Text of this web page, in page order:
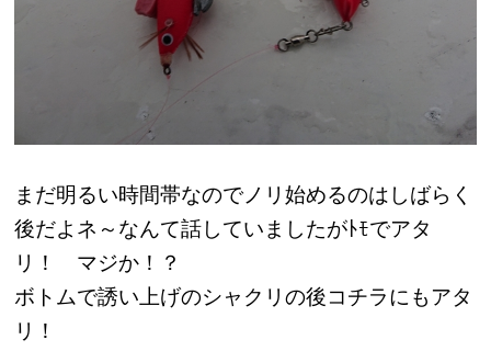
まだ明るい時間帯なのでノリ始めるのはしばらく
後だよネ～なんて話していましたがﾄﾓでアタ
リ！ マジか！？
ボトムで誘い上げのシャクリの後コチラにもアタ
リ！